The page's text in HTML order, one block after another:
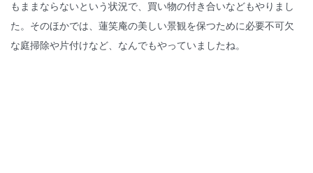
もままならないという状況で、買い物の付き合いなどもやりまし
た。そのほかでは、蓮笑庵の美しい景観を保つために必要不可欠
な庭掃除や片付けなど、なんでもやっていましたね。